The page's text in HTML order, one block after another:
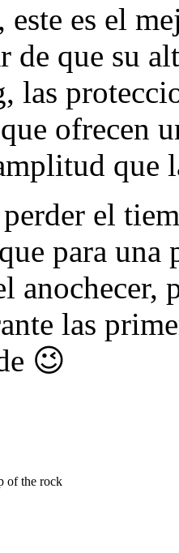
este es el
de que su
las
ofrecen
que
el
para
anochecer,
las
😉
of the rock